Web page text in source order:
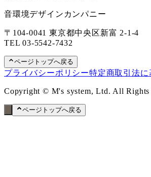
音環境デザインカンパニー
〒104-0041 東京都中央区新富 2-1-4
TEL03-5542-7432
ページトップへ戻る
プライバシーポリシー特定商取引法に
Copyright © M's system, Ltd. All Rights
ページトップへ戻る